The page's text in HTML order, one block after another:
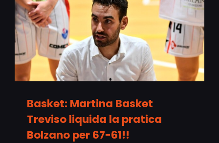
Basket: Martina Basket
Treviso liquida la pratica
Bolzano per 67-61!!